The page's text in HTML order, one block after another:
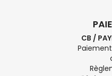
CB /